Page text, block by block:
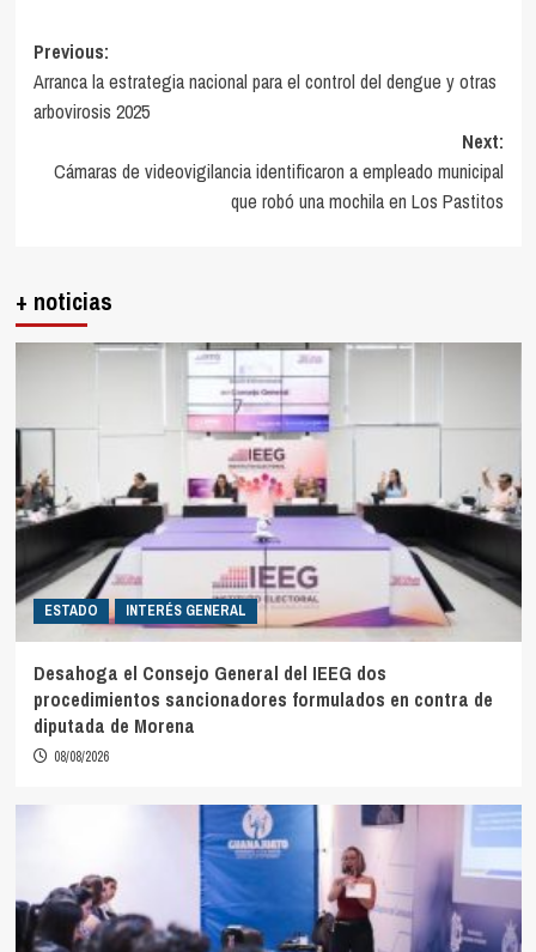
Post
navigation
Previous:
Arranca la estrategia nacional para el control del dengue y otras
arbovirosis 2025
Next:
Cámaras de videovigilancia identificaron a empleado municipal
que robó una mochila en Los Pastitos
+ noticias
ESTADO INTERÉS GENERAL
Desahoga el Consejo General del IEEG dos
procedimientos sancionadores formulados en contra de
diputada de Morena
08/08/2026